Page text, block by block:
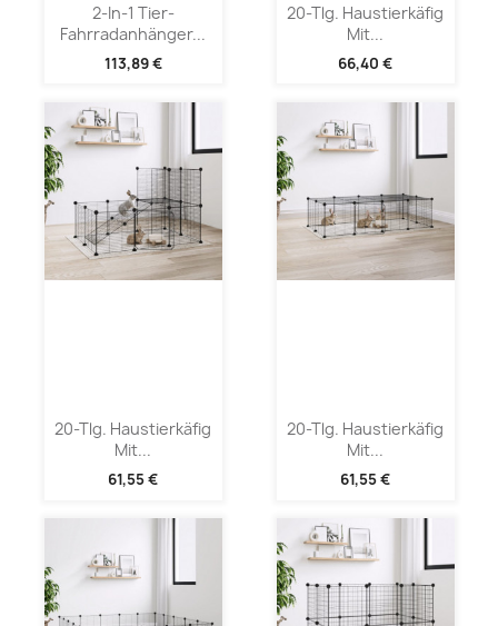
2-In-1 Tier-
Fahrradanhänger...
113,89 €
20-Tlg. Haustierkäfig
Mit...
66,40 €
20-Tlg. Haustierkäfig
Mit...
61,55 €
20-Tlg. Haustierkäfig
Mit...
61,55 €